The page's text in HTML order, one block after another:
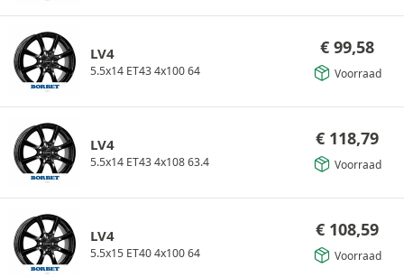
LV4
5.5x14 ET43 4x100 64
€ 99,58
Voorraad
LV4
5.5x14 ET43 4x108 63.4
€ 118,79
Voorraad
LV4
5.5x15 ET40 4x100 64
€ 108,59
Voorraad